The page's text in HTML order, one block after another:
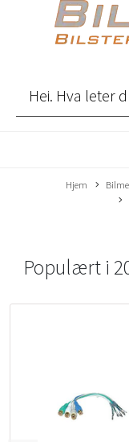
Hjem
Populært i